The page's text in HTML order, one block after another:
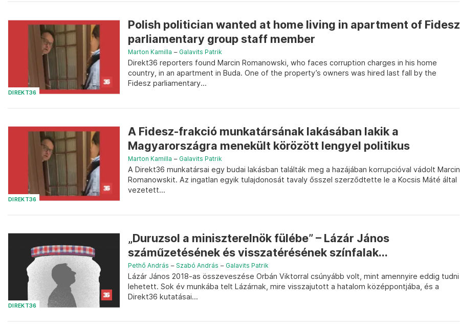
DIREKT36
Polish politician wanted at home living in apartment of Fidesz
parliamentary group staff member
Marton Kamilla – Galavits Patrik
Direkt36 reporters found Marcin Romanowski, who faces corruption charges in his home
country, in an apartment in Buda. One of the property’s owners was hired last fall by the
Fidesz parliamentary...
DIREKT36
A Fidesz-frakció munkatársának lakásában lakik a
Magyarországra menekült körözött lengyel politikus
Marton Kamilla – Galavits Patrik
A Direkt36 munkatársai egy budai lakásban találták meg a hazájában korrupcióval vádolt Marcin
Romanowskit. Az ingatlan egyik tulajdonosát tavaly ősszel szerződtette le a Kocsis Máté által
vezetett...
DIREKT36
„Duruzsol a miniszterelnök fülébe” – Lázár János
száműzetésének és visszatérésének színfalak...
Pethő András – Szabó András – Galavits Patrik
Lázár János 2018-as összeveszése Orbán Viktorral csúnyább volt, mint amennyire eddig tudni
lehetett. Sok év munkába telt Lázárnak, mire visszajutott a hatalom középpontjába, és a
Direkt36 kutatásai...